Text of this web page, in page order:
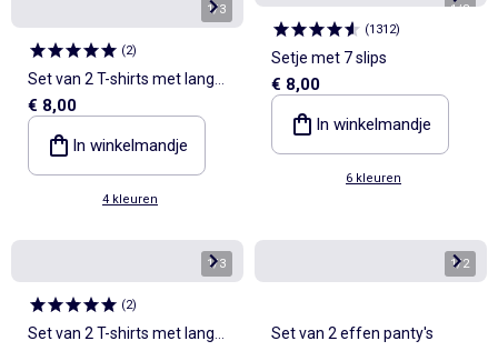
1/3
(2)
Set van 2 T-shirts met lange
mouwen
€ 8,00
In winkelmandje
4 kleuren
1/8
(1312)
Setje met 7 slips
€ 8,00
In winkelmandje
6 kleuren
1/3
(2)
Set van 2 T-shirts met lange
1/2
Set van 2 effen panty's